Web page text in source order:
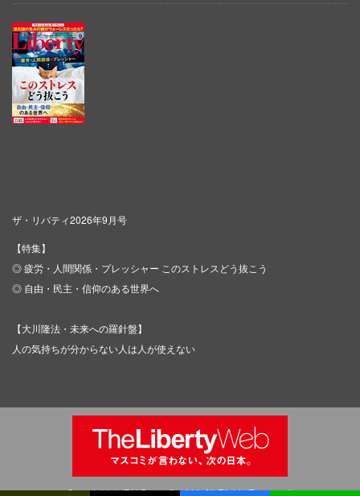
ザ・リバティ2026年9月号
【特集】
◎ 疲労・人間関係・プレッシャー このストレスどう抜こう
◎ 自由・民主・信仰のある世界へ
【大川隆法・未来への羅針盤】
人の気持ちが分からない人は人が使えない
Copyright © IRH Press Co.,Ltd. All Rights Reserved.